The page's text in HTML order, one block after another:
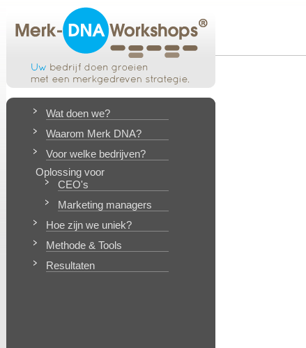
Wat doen we?
Waarom Merk DNA?
Voor welke bedrijven?
Oplossing voor
CEO's
Marketing managers
Hoe zijn we uniek?
Methode & Tools
Resultaten